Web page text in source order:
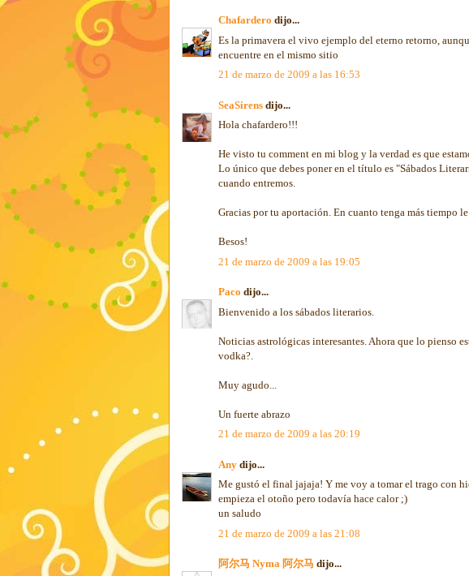
Chafardero dijo...
Es la primavera el vivo ejemplo del eterno retorno,
encuentre en el mismo sitio
21 de marzo de 2009 a las 16:53
SeaSirens dijo...
Hola chafardero!!!
He visto tu comment en mi blog y la verdad es que
Lo único que debes poner en el título es "Sábados
cuando entremos.
Gracias por tu aportación. En cuanto tenga más tiempo
Besos!
21 de marzo de 2009 a las 19:05
Paco dijo...
Bienvenido a los sábados literarios.
Noticias astrológicas interesantes. Ahora que lo pienso
vodka?.
Muy agudo...
Un fuerte abrazo
21 de marzo de 2009 a las 20:19
Any dijo...
Me gustó el final jajaja! Y me voy a tomar el trago con
empieza el otoño pero todavía hace calor ;)
un saludo
21 de marzo de 2009 a las 21:08
阿尔马 Nyma 阿尔马 dijo...